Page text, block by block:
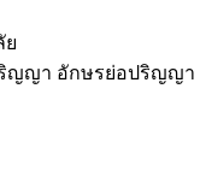
ย
ญญา อักษรย่อปริญญา